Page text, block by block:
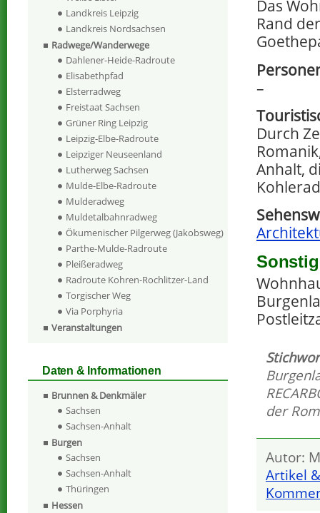
Das
Rand
–
Durch
Anhalt,
der
Autor:
Artikel
Landkreis Leipzig
Landkreis Nordsachsen
Radwege/Wanderwege
Dahlener-Heide-Radroute
Elisabethpfad
Elsterradweg
Freistaat Sachsen
Grüner Ring Leipzig
Leipzig-Elbe-Radroute
Leipziger Neuseenland
Lutherweg Sachsen
Mulde-Elbe-Radroute
Mulderadweg
Muldetalbahnradweg
Ökumenischer Pilgerweg (Jakobsweg)
Parthe-Mulde-Radroute
Pleißeradweg
Radroute Kohren-Rochlitzer-Land
Torgischer Weg
Via Porphyria
Veranstaltungen
Daten & Informationen
Brunnen & Denkmäler
Sachsen
Sachsen-Anhalt
Burgen
Sachsen
Sachsen-Anhalt
Thüringen
Hessen